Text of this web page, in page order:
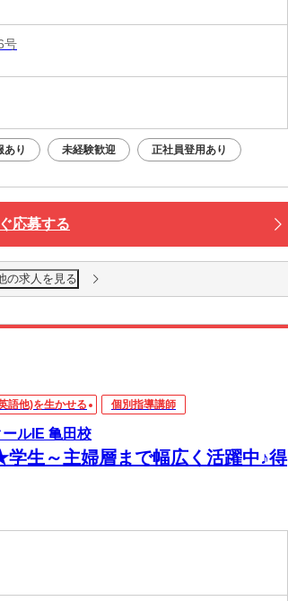
号
あり 未経験歓迎 正社員登用あり
応募する
の求人を見る
語他)を生かせる 個別指導講師
ルIE 亀田校
生～主婦層まで幅広く活躍中♪得